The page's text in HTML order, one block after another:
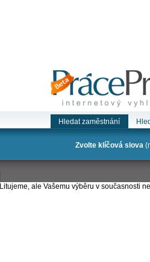
Hledat zaměstnání
Zvolte klíčová slova
Litujeme, ale Vašemu výběru v současnosti